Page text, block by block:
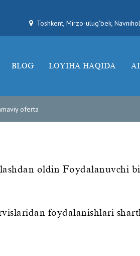
Toshkent, Mirzo-ulug'bek,
BLOG LOYIHA HAQIDA
oferta
oldin Foydalanuvchi
foydalanishlari